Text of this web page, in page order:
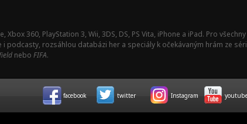
Xbox 360, PlayStation 3, Wii, 3DS, DS, PS Vita, iPhone a iPad. Pro
podcasty, rozsáhlou databázi her a speciály k očekávaným hrám ze
nebo FIFA.
facebook twitter Instagram